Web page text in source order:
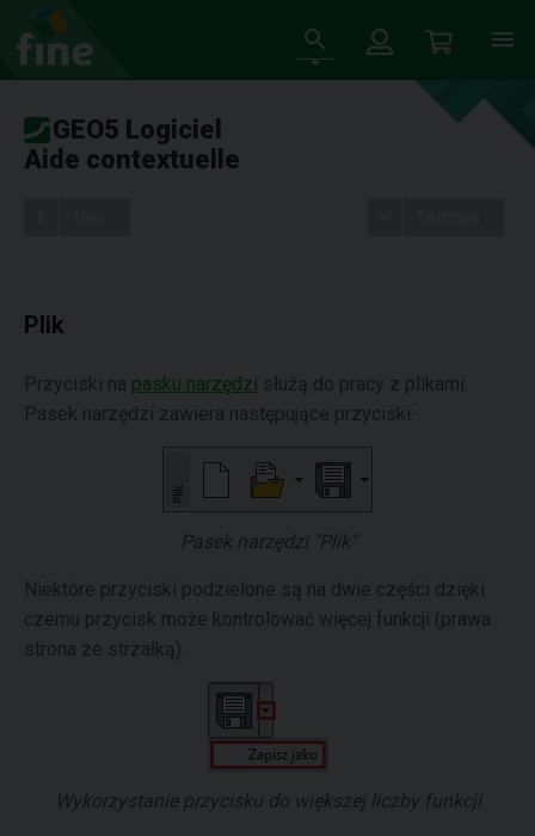
GEO5 Logiciel
Aide contextuelle
Plik
Przyciski na pasku narzędzi służą do pracy z plikami.
Pasek narzędzi zawiera następujące przyciski:
Pasek narzędzi "Plik"
Niektóre przyciski podzielone są na dwie części dzięki
czemu przycisk może kontrolować więcej funkcji (prawa
strona ze strzałką).
Wykorzystanie przycisku do większej liczby funkcji